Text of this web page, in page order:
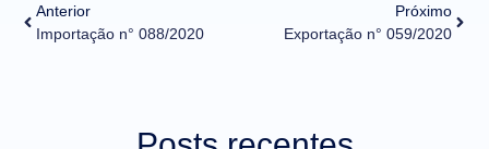
Anterior
Importação n° 088/2020
Próximo
Exportação n° 059/2020